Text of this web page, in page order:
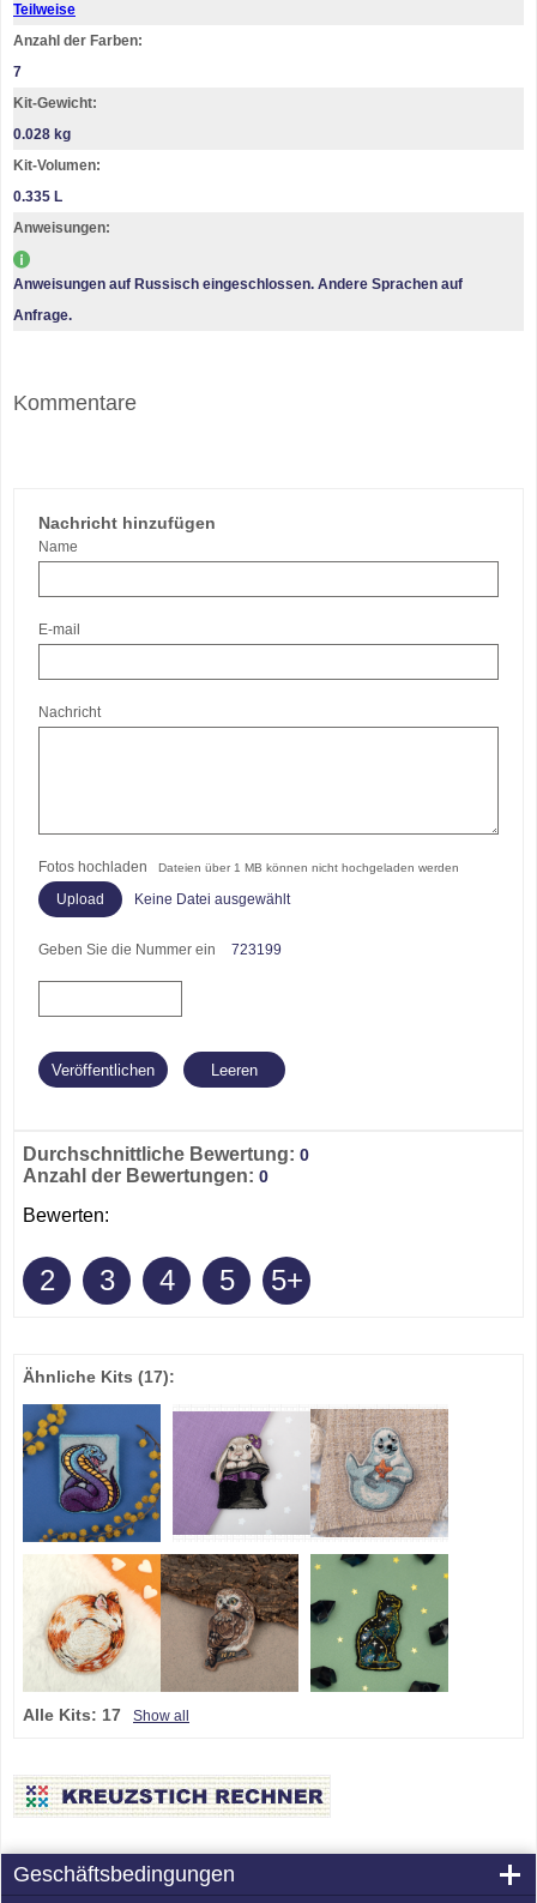
Teilweise
Anzahl der Farben:
7
Kit-Gewicht:
0.028 kg
Kit-Volumen:
0.335 L
Anweisungen:
Anweisungen auf Russisch eingeschlossen. Andere Sprachen auf
Anfrage.
Kommentare
Nachricht hinzufügen
Name
E-mail
Nachricht
Fotos hochladen Dateien über 1 MB können nicht hochgeladen werden
Keine Datei ausgewählt
Geben Sie die Nummer ein 723199
Durchschnittliche Bewertung: 0
Anzahl der Bewertungen: 0
Bewerten:
2 3 4 5 5+
Ähnliche Kits (17):
Alle Kits: 17 Show all
Geschäftsbedingungen